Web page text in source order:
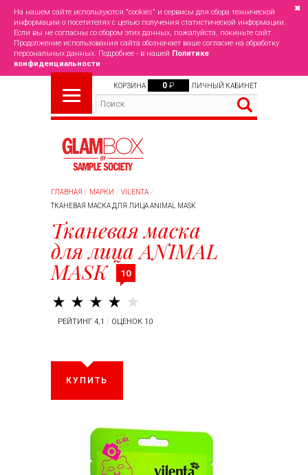
На нашем сайте используются "cookies" и сервисы для сбора технической
информации о посетителях с целью получения статистической информации.
Если вы не согласны со сбором этих данных, пожалуйста, покиньте сайт.
Продолжение использования сайта обозначает ваше согласие на обработку
персональных данных. Подробнее - в нашей Политике
конфиденциальности
✖
КОРЗИНА 0 ₽ ЛИЧНЫЙ КАБИНЕТ
ГЛАВНАЯ МАРКИ
VILENTA
ТКАНЕВАЯ МАСКА ДЛЯ ЛИЦА ANIMAL MASK
Тканевая маска
для лица ANIMAL
MASK 10
РЕЙТИНГ 4,1 / ОЦЕНОК 10
КУПИТЬ